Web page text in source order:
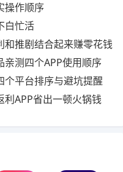
操作顺序
白忙活
和推剧结合起来赚零花钱
测四个APP使用顺序
个平台排序与避坑提醒
APP省出一顿火锅钱